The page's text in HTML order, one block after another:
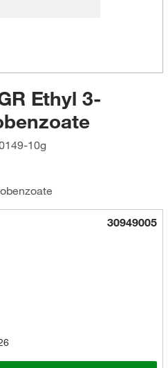
Ethyl 3-
10g
30949005